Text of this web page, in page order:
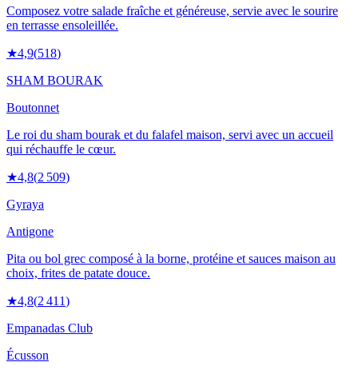
Composez votre salade fraîche et généreuse, servie avec le sourire
en terrasse ensoleillée.
★4,9(518)
SHAM BOURAK
Boutonnet
Le roi du sham bourak et du falafel maison, servi avec un accueil
qui réchauffe le cœur.
★4,8(2 509)
Gyraya
Antigone
Pita ou bol grec composé à la borne, protéine et sauces maison au
choix, frites de patate douce.
★4,8(2 411)
Empanadas Club
Écusson